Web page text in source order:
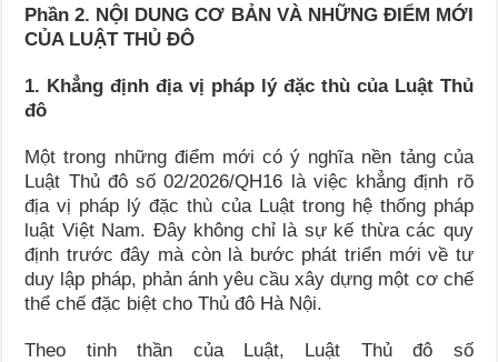
Phần 2. NỘI DUNG CƠ BẢN VÀ NHỮNG ĐIỂM MỚI
CỦA LUẬT THỦ ĐÔ
1. Khẳng định địa vị pháp lý đặc thù của Luật Thủ
đô
Một trong những điểm mới có ý nghĩa nền tảng của
Luật Thủ đô số 02/2026/QH16 là việc khẳng định rõ
địa vị pháp lý đặc thù của Luật trong hệ thống pháp
luật Việt Nam. Đây không chỉ là sự kế thừa các quy
định trước đây mà còn là bước phát triển mới về tư
duy lập pháp, phản ánh yêu cầu xây dựng một cơ chế
thể chế đặc biệt cho Thủ đô Hà Nội.
Theo tinh thần của Luật, Luật Thủ đô số